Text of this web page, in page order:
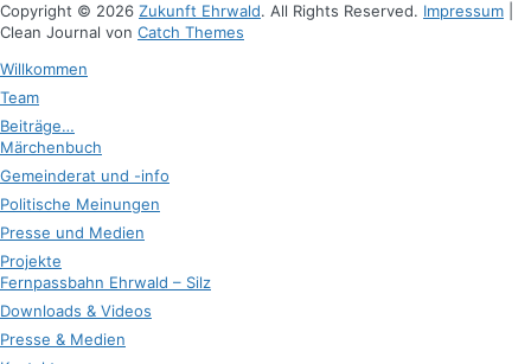
Copyright © 2026 Zukunft Ehrwald. All Rights Reserved. Impressum
Clean Journal von Catch Themes
scrollen
Willkommen
Team
Beiträge…
Märchenbuch
Gemeinderat und -info
Politische Meinungen
Presse und Medien
Projekte
Fernpassbahn Ehrwald – Silz
Downloads & Videos
Presse & Medien